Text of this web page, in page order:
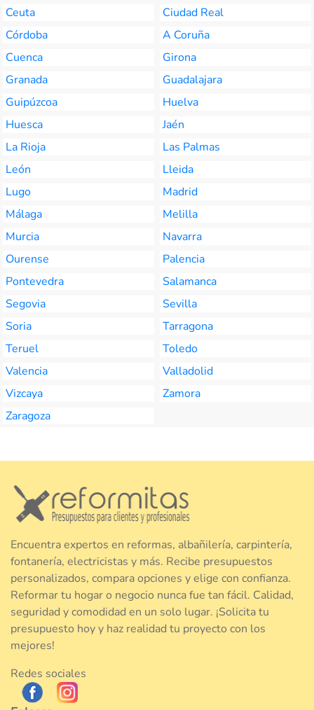
Ceuta
Ciudad Real
Córdoba
A Coruña
Cuenca
Girona
Granada
Guadalajara
Guipúzcoa
Huelva
Huesca
Jaén
La Rioja
Las Palmas
León
Lleida
Lugo
Madrid
Málaga
Melilla
Murcia
Navarra
Ourense
Palencia
Pontevedra
Salamanca
Segovia
Sevilla
Soria
Tarragona
Teruel
Toledo
Valencia
Valladolid
Vizcaya
Zamora
Zaragoza
Encuentra expertos en reformas, albañilería, carpintería,
fontanería, electricistas y más. Recibe presupuestos
personalizados, compara opciones y elige con confianza.
Reformar tu hogar o negocio nunca fue tan fácil. Calidad,
seguridad y comodidad en un solo lugar. ¡Solicita tu
presupuesto hoy y haz realidad tu proyecto con los
mejores!
Redes sociales